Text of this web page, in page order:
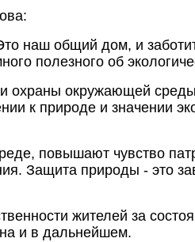
наш общий дом, и
полезного об
охраны окружающей
к природе и значении
повышают чувство
Защита природы - это
жителей за
и в дальнейшем.